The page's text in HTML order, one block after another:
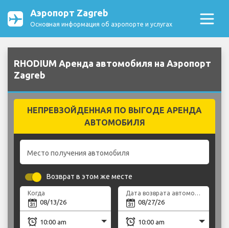
Аэропорт Zagreb
Основная информация об аэропорте и услугах
RHODIUM Аренда автомобиля на Аэропорт
Zagreb
НЕПРЕВЗОЙДЕННАЯ ПО ВЫГОДЕ АРЕНДА
АВТОМОБИЛЯ
Место получения автомобиля
Возврат в этом же месте
Когда Дата возврата автомобиля